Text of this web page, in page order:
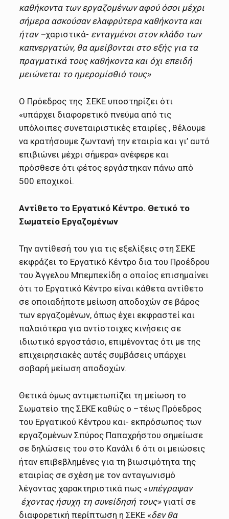
καθήκοντα των εργαζομένων αφού όσοι μέχρι
σήμερα ασκούσαν ελαφρύτερα καθήκοντα και
ήταν –χαριστικά- ενταγμένοι στον κλάδο των
καπνεργατών, θα αμείβονται στο εξής για τα
πραγματικά τους καθήκοντα και όχι επειδή
μειώνεται το ημερομίσθιό τους»
Ο Πρόεδρος της ΣΕΚΕ υποστηρίζει ότι
«υπάρχει διαφορετικό πνεύμα από τις
υπόλοιπες συνεταιριστικές εταιρίες , θέλουμε
να κρατήσουμε ζωντανή την εταιρία και γι’ αυτό
επιβιώνει μέχρι σήμερα» ανέφερε και
πρόσθεσε ότι φέτος εργάστηκαν πάνω από
500 εποχικοί.
Αντίθετο το Εργατικό Κέντρο. Θετικό το
Σωματείο Εργαζομένων
Την αντίθεσή του για τις εξελίξεις στη ΣΕΚΕ
εκφράζει το Εργατικό Κέντρο δια του Προέδρου
του Άγγελου Μπεμπεκίδη ο οποίος επισημαίνει
ότι το Εργατικό Κέντρο είναι κάθετα αντίθετο
σε οποιαδήποτε μείωση αποδοχών σε βάρος
των εργαζομένων, όπως έχει εκφραστεί και
παλαιότερα για αντίστοιχες κινήσεις σε
ιδιωτικό εργοστάσιο, επιμένοντας ότι με της
επιχειρησιακές αυτές συμβάσεις υπάρχει
σοβαρή μείωση αποδοχών.
Θετικά όμως αντιμετωπίζει τη μείωση το
Σωματείο της ΣΕΚΕ καθώς ο –τέως Πρόεδρος
του Εργατικού Κέντρου και- εκπρόσωπος των
εργαζομένων Σπύρος Παπαχρήστου σημείωσε
σε δηλώσεις του στο Κανάλι 6 ότι οι μειώσεις
ήταν επιβεβλημένες για τη βιωσιμότητα της
εταιρίας σε σχέση με τον ανταγωνισμό
λέγοντας χαρακτηριστικά πως «υπέγραψαν
έχοντας ήσυχη τη συνείδησή τους» γιατί σε
διαφορετική περίπτωση η ΣΕΚΕ «δεν θα